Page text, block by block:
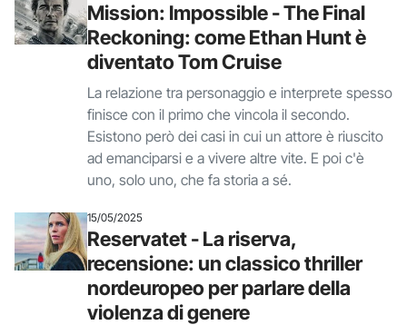
Mission: Impossible - The Final
Reckoning: come Ethan Hunt è
diventato Tom Cruise
La relazione tra personaggio e interprete spesso
finisce con il primo che vincola il secondo.
Esistono però dei casi in cui un attore è riuscito
ad emanciparsi e a vivere altre vite. E poi c'è
uno, solo uno, che fa storia a sé.
15/05/2025
Reservatet - La riserva,
recensione: un classico thriller
nordeuropeo per parlare della
violenza di genere